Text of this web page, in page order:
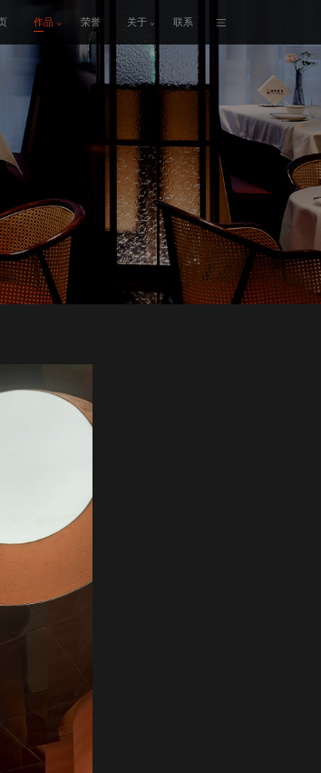
作品 荣誉 关于 联系